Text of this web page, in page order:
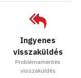
Ingyenes
visszaküldés
Problémamentes
visszaküldés